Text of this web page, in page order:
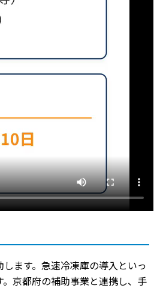
ます。急速冷凍庫の導入といっ
京都府の補助事業と連携し、手